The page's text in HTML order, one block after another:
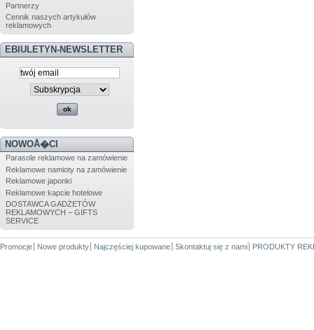
Partnerzy
Cennik naszych artykułów
reklamowych
EBIULETYN-NEWSLETTER
NOWOÅ�CI
Parasole reklamowe na zamówienie
Reklamowe namioty na zamówienie
Reklamowe japonki
Reklamowe kapcie hotelowe
DOSTAWCA GADŻETÓW
REKLAMOWYCH – GIFTS
SERVICE
Promocje Nowe produkty Najczęściej kupowane Skontaktuj się z nami PRODUKTY